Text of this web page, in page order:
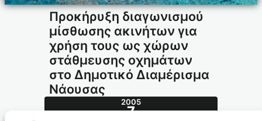
Προκήρυξη διαγωνισμού
μίσθωσης ακινήτων για
χρήση τους ως χώρων
στάθμευσης οχημάτων
στο Δημοτικό Διαμέρισμα
Νάουσας
2005
7